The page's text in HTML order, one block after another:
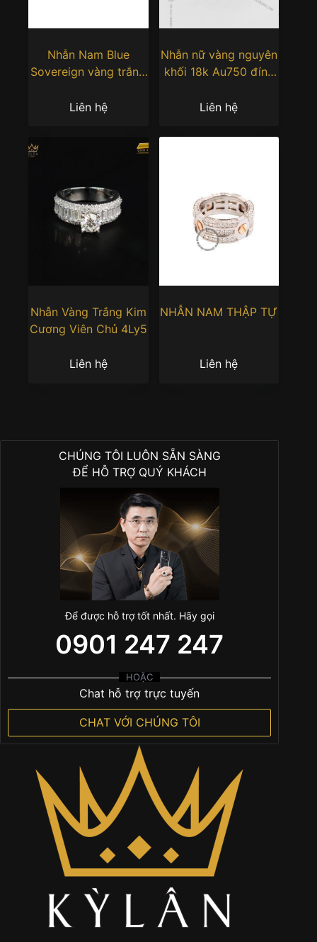
Nhẫn Nam Blue
Sovereign vàng trắng
Liên hệ
Nhẫn nữ vàng nguyên
khối 18k Au750 đính
Liên hệ
Nhẫn Vàng Trắng Kim
Cương Viên Chủ 4Ly5
Liên hệ
NHẪN NAM THẬP TỰ
Liên hệ
CHÚNG TÔI LUÔN SẴN SÀNG
ĐỂ HỖ TRỢ QUÝ KHÁCH
Để được hỗ trợ tốt nhất. Hãy gọi
0901 247 247
HOẶC
Chat hỗ trợ trực tuyến
CHAT VỚI CHÚNG TÔI